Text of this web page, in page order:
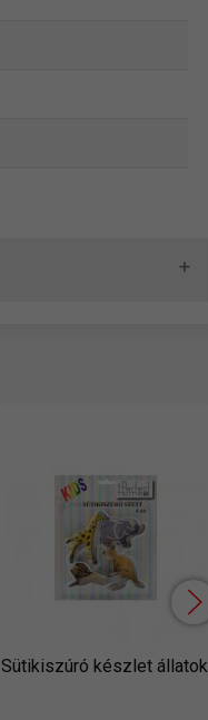
Sütikiszúró készlet állatok